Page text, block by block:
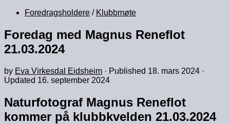
Foredragsholdere / Klubbmøte
Foredag med Magnus Reneflot
21.03.2024
by Eva Virkesdal Eidsheim · Published 18. mars 2024 ·
Updated 16. september 2024
Naturfotograf Magnus Reneflot
kommer på klubbkvelden 21.03.2024